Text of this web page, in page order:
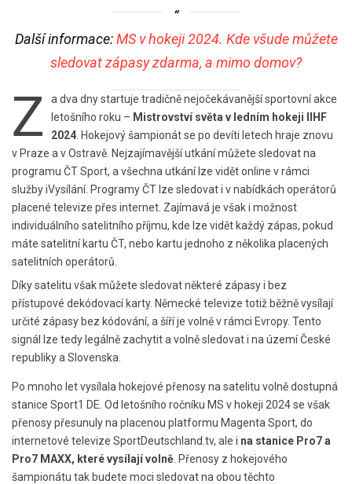
Další informace:MS v hokeji 2024. Kde všude můžete
sledovat zápasy zdarma, a mimo domov?
Z
a dva dny startuje tradičně nejočekávanější sportovní akce
letošního roku – Mistrovství světa v ledním hokeji IIHF
2024 . Hokejový šampionát se po devíti letech hraje znovu
v Praze a v Ostravě. Nejzajímavější utkání můžete sledovat na
programu ČT Sport, a všechna utkání lze vidět online v rámci
služby iVysílání. Programy ČT lze sledovat i v nabídkách operátorů
placené televize přes internet. Zajímavá je však i možnost
individuálního satelitního příjmu, kde lze vidět každý zápas, pokud
máte satelitní kartu ČT, nebo kartu jednoho z několika placených
satelitních operátorů.
Díky satelitu však můžete sledovat některé zápasy i bez
přístupové dekódovací karty. Německé televize totiž běžně vysílají
určité zápasy bez kódování, a šíří je volně v rámci Evropy. Tento
signál lze tedy legálně zachytit a volně sledovat i na území České
republiky a Slovenska.
Po mnoho let vysílala hokejové přenosy na satelitu volně dostupná
stanice Sport1 DE. Od letošního ročníku MS v hokeji 2024 se však
přenosy přesunuly na placenou platformu Magenta Sport, do
internetové televize SportDeutschland.tv, ale i na stanice Pro7 a
Pro7 MAXX, které vysílají volně . Přenosy z hokejového
šampionátu tak budete moci sledovat na obou těchto